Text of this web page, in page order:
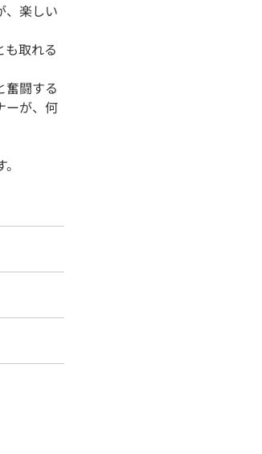
、楽しい
も取れる
奮闘する
ーが、何